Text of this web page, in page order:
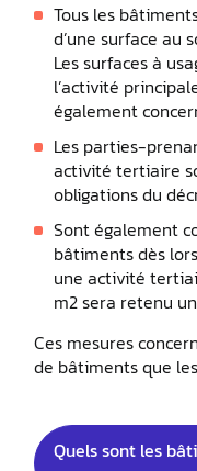
Tous les
d’une surface au
Les surfaces à
l’activité
également
Les parties-
activité tertiaire
obligations du
Sont également
bâtiments dès
une activité
m2 sera retenu
Ces mesures
de bâtiments que
Quels sont les